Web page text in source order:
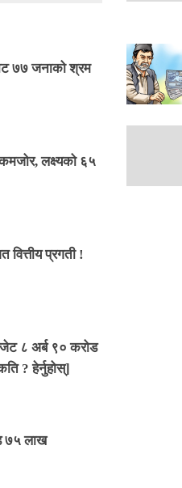
७७ जनाको श्रम
लक्ष्यको ६५
प्रगती !
८ अर्ब ९० करोड
? हेर्नुहोस्]
७५ लाख